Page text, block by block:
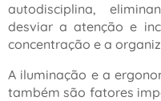
autodisciplina,
desviar a atenção e
concentração e a
A iluminação e a
também são fatores